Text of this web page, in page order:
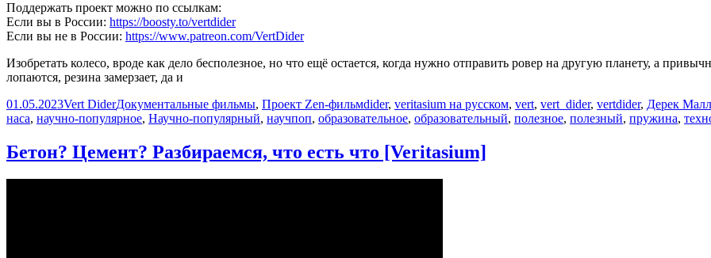
Поддержать проект можно по ссылкам:
Если вы в России: https://boosty.to/vertdider
Если вы не в России: https://www.patreon.com/VertDider
Изобретать колесо, вроде как дело бесполезное, но что ещё остается, когда нужно отправить ровер на другую планету, а
лопаются, резина замерзает, да и
Опубликовано
01.05.2023Автор
Vert DiderРубрики
Документальные фильмы, Проект Zen-фильмМетки
dider, veritasium на русском, vert, vert_dider, vertdider, Дерек
наса, научно-популярное, Научно-популярный, научпоп, образовательное, образовательный, полезное, полезный, пружина,
Бетон? Цемент? Разбираемся, что есть что [Veritasium]